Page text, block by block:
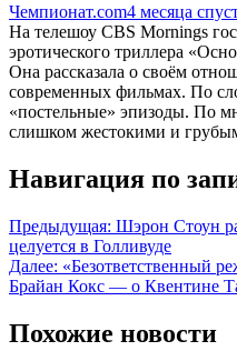
Чемпионат.com4 месяца
На телешоу CBS Mornings
эротического триллера
Она рассказала о своём
современных фильмах. По
«постельные» эпизоды. По
слишком жестокими и
Навигация по
Предыдущая: Шэрон Стоун
целуется в Голливуде
Далее: «Безответственный
Брайан Кокс — о Квентине
Похожие новости